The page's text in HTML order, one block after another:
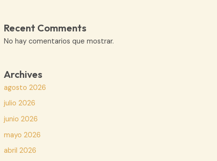
Recent Comments
No hay comentarios que mostrar.
Archives
agosto 2026
julio 2026
junio 2026
mayo 2026
abril 2026